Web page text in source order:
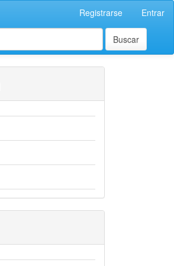
Registrarse Entrar
Buscar